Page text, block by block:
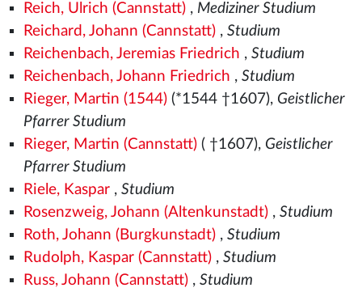
Reich, Ulrich (Cannstatt), Mediziner Studium
Reichard, Johann (Cannstatt), Studium
Reichenbach, Jeremias Friedrich , Studium
Reichenbach, Johann Friedrich , Studium
Rieger, Martin (1544)(*1544 †1607), Geistlicher
Pfarrer Studium
Rieger, Martin (Cannstatt)( †1607), Geistlicher
Pfarrer Studium
Riele, Kaspar, Studium
Rosenzweig, Johann (Altenkunstadt), Studium
Roth, Johann (Burgkunstadt), Studium
Rudolph, Kaspar (Cannstatt), Studium
Russ, Johann (Cannstatt), Studium